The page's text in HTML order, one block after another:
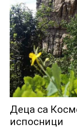
Деца са
испосници